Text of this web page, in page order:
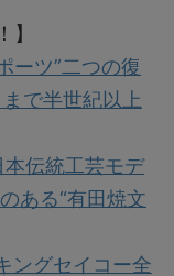
】
ーツ”二つの復
で半世紀以上
伝統工芸モデ
ある“有田焼文
ングセイコー全